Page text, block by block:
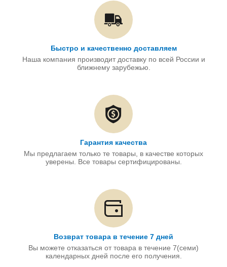
Быстро и качественно доставляем
Наша компания производит доставку по всей России и
ближнему зарубежью.
Гарантия качества
Мы предлагаем только те товары, в качестве которых
уверены. Все товары сертифицированы.
Возврат товара в течение 7 дней
Вы можете отказаться от товара в течение 7(семи)
календарных дней после его получения.